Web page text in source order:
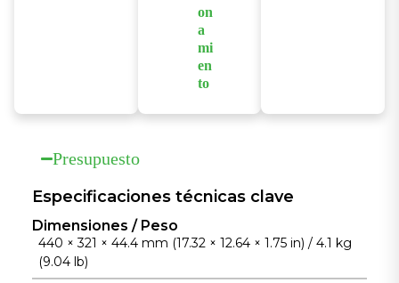
sistema, como
CPU, el uso de
el estado de la
alimentación,
con
mecanismos
on
a
mi
en
to
o en un
de
temperaturas,
redundantes
o continuo en
industriales de
Presupuesto
Especificaciones técnicas clave
Dimensiones / Peso
440 × 321 × 44.4 mm (17.32 × 12.64 × 1.75 in) / 4.1 kg
(9.04 lb)